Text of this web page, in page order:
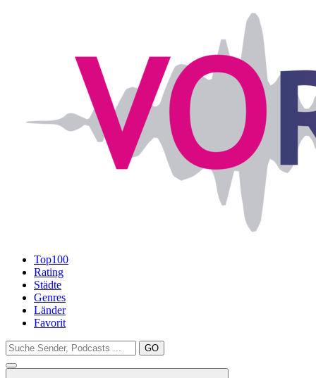
Top100
Rating
Städte
Genres
Länder
Favorit
GO